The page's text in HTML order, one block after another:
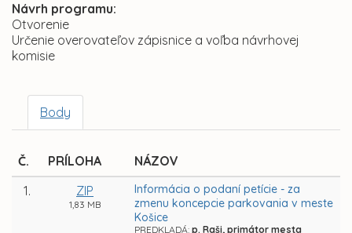
Návrh programu:
Otvorenie
Určenie overovateľov zápisnice a voľba návrhovej
komisie
Body
Č. PRÍLOHA
NÁZOV
1.
ZIP
1,83 MB
Informácia o podaní petície - za
zmenu koncepcie parkovania v meste
Košice
PREDKLADÁ: p. Raši, primátor mesta